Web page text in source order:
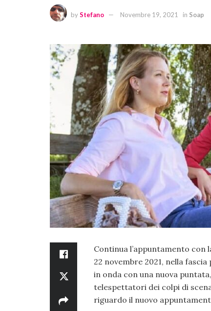
byStefano Novembre 19, 2021 in Soap
Continua l’appuntamento con
22 novembre 2021, nella
in onda con una nuova
telespettatori dei colpi di
riguardo il nuovo